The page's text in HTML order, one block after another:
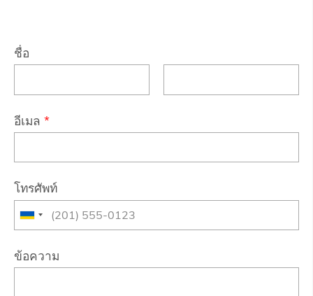
ชื่อ
อีเมล *
โทรศัพท์
ข้อความ